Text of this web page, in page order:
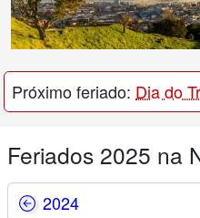
Próximo feriado: Dia do
Feriados 2025 na
2024